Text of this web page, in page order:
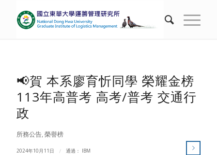
📢賀 本系廖育忻同學 榮耀金榜
113年高普考 高考/普考 交通行
政
所務公告,榮譽榜
2024年10月11日 / 通過： IBM